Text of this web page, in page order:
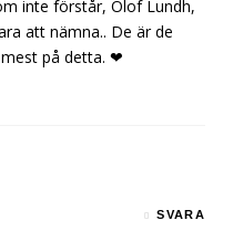
inte förstår, Olof Lundh,
att nämna.. De är de
på detta. ❤
SVARA